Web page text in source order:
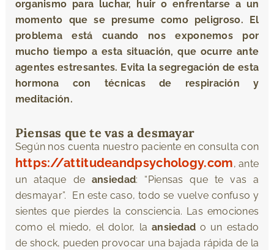
organismo para luchar, huir o enfrentarse a un
momento que se presume como peligroso. El
problema está cuando nos exponemos por
mucho tiempo a esta situación, que ocurre ante
agentes estresantes. Evita la segregación de esta
hormona con técnicas de respiración y
meditación.
Piensas que te vas a desmayar
Según nos cuenta nuestro paciente en consulta con
https://attitudeandpsychology.com, ante
un ataque de ansiedad: “Piensas que te vas a
desmayar”. En este caso, todo se vuelve confuso y
sientes que pierdes la consciencia. Las emociones
como el miedo, el dolor, la ansiedado un estado
de shock, pueden provocar una bajada rápida de la